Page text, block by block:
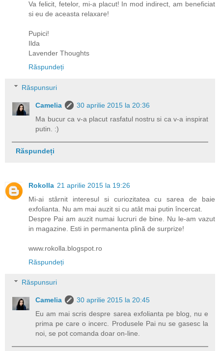
Va felicit, fetelor, mi-a placut! In mod indirect, am beneficiat
si eu de aceasta relaxare!
Pupici!
Ilda
Lavender Thoughts
Răspundeți
Răspunsuri
Camelia
30 aprilie 2015 la 20:36
Ma bucur ca v-a placut rasfatul nostru si ca v-a inspirat
putin. :)
Răspundeți
Rokolla 21 aprilie 2015 la 19:26
Mi-ai stârnit interesul si curiozitatea cu sarea de baie
exfolianta. Nu am mai auzit si cu atât mai putin încercat.
Despre Pai am auzit numai lucruri de bine. Nu le-am vazut
in magazine. Esti in permanenta plină de surprize!
www.rokolla.blogspot.ro
Răspundeți
Răspunsuri
Camelia
30 aprilie 2015 la 20:45
Eu am mai scris despre sarea exfolianta pe blog, nu e
prima pe care o incerc. Produsele Pai nu se gasesc la
noi, se pot comanda doar on-line.